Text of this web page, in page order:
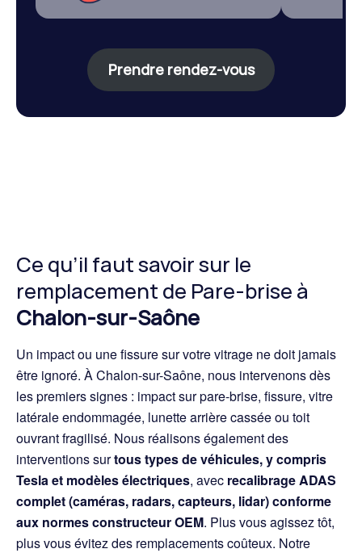
Prendre rendez-vous
Ce qu’il faut savoir sur le
remplacement de Pare-brise à
Chalon-sur-Saône
Un impact ou une fissure sur votre vitrage ne doit jamais
être ignoré. À Chalon-sur-Saône, nous intervenons dès
les premiers signes : impact sur pare-brise, fissure, vitre
latérale endommagée, lunette arrière cassée ou toit
ouvrant fragilisé. Nous réalisons également des
interventions surtous types de véhicules, y compris
Tesla et modèles électriques, avec recalibrage ADAS
complet (caméras, radars, capteurs, lidar) conforme
aux normes constructeur OEM. Plus vous agissez tôt,
plus vous évitez des remplacements coûteux. Notre